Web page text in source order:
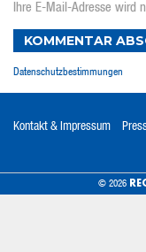
Ihre E-Mail-Adresse wird
KOMMENTAR
Datenschutzbestimmungen
Kontakt & Impressum
© 2026